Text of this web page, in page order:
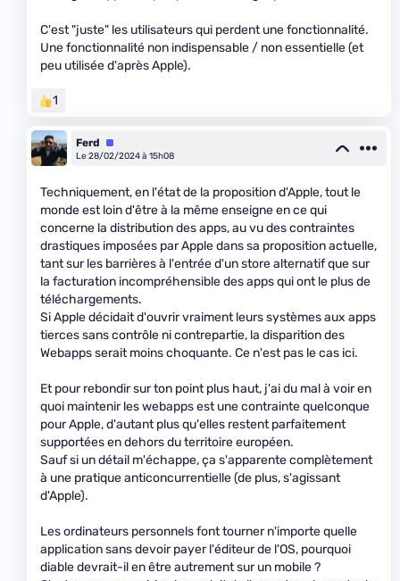
C'est "juste" les utilisateurs qui perdent une fonctionnalité.
Une fonctionnalité non indispensable / non essentielle (et
peu utilisée d'après Apple).
1
Ferd
Équipe
Le 28/02/2024 à 15h08
Techniquement, en l'état de la proposition d'Apple, tout le
monde est loin d'être à la même enseigne en ce qui
concerne la distribution des apps, au vu des contraintes
drastiques imposées par Apple dans sa proposition actuelle,
tant sur les barrières à l'entrée d'un store alternatif que sur
la facturation incompréhensible des apps qui ont le plus de
téléchargements.
Si Apple décidait d'ouvrir vraiment leurs systèmes aux apps
tierces sans contrôle ni contrepartie, la disparition des
Webapps serait moins choquante. Ce n'est pas le cas ici.
Et pour rebondir sur ton point plus haut, j'ai du mal à voir en
quoi maintenir les webapps est une contrainte quelconque
pour Apple, d'autant plus qu'elles restent parfaitement
supportées en dehors du territoire européen.
Sauf si un détail m'échappe, ça s'apparente complètement
à une pratique anticoncurrentielle (de plus, s'agissant
d'Apple).
Les ordinateurs personnels font tourner n'importe quelle
application sans devoir payer l'éditeur de l'OS, pourquoi
diable devrait-il en être autrement sur un mobile ?